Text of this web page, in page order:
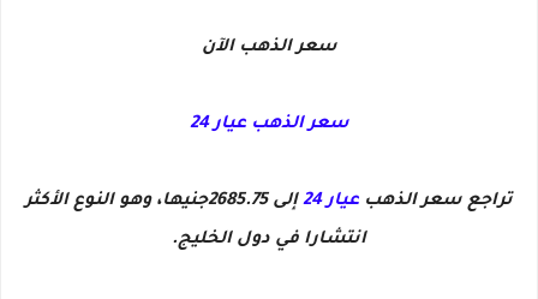
سعر الذهب الآن
سعر الذهب عيار 24
تراجع سعر الذهب عيار 24
إلى 2685.75جنيها، وهو النوع الأكثر
انتشارا في دول الخليج.